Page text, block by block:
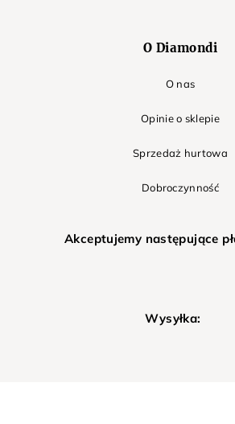
O Diamondi
O nas
Opinie o sklepie
Sprzedaż hurtowa
Dobroczynność
Akceptujemy następujące
Wysyłka: